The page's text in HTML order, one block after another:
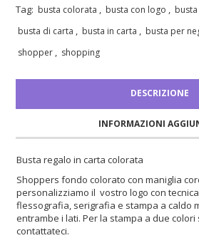
Tag: busta colorata , busta con logo ,
busta di carta , busta in carta , busta per
shopper , shopping
DESCRIZIONE
INFORMAZIONI
Busta regalo in carta colorata
Shoppers fondo colorato con maniglia
personalizziamo il vostro logo con
flessografia, serigrafia e stampa a caldo
entrambe i lati. Per la stampa a due
contattateci.